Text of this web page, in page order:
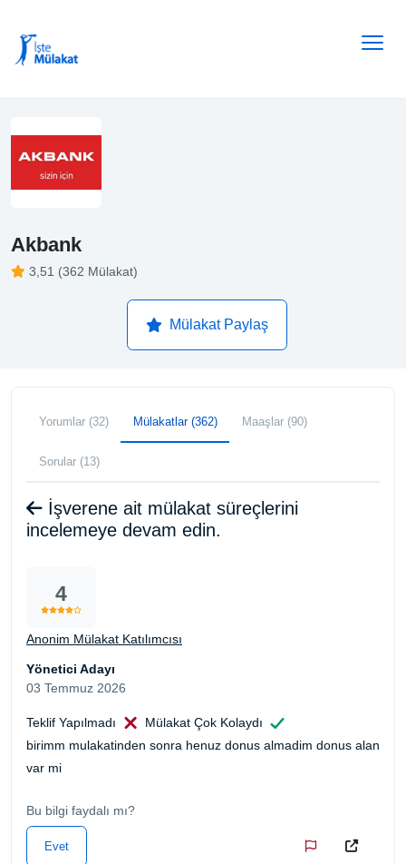
Akbank
3,51 (362 Mülakat)
Mülakat Paylaş
Yorumlar (32) Mülakatlar (362) Maaşlar (90)
Sorular (13)
İşverene ait mülakat süreçlerini
incelemeye devam edin.
4
Anonim Mülakat Katılımcısı
Yönetici Adayı
03 Temmuz 2026
Teklif Yapılmadı
Mülakat Çok Kolaydı
birimm mulakatinden sonra henuz donus almadim donus alan
var mi
Bu bilgi faydalı mı?
Evet